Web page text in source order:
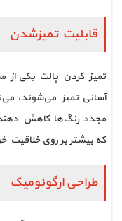
قابلیت تمیزشدن
تمیز کردن پالت یکی از
آسانی تمیز می‌شوند،
مجدد رنگ‌ها کاهش
که بیشتر بر روی خلاقیت
طراحی ارگونومیک